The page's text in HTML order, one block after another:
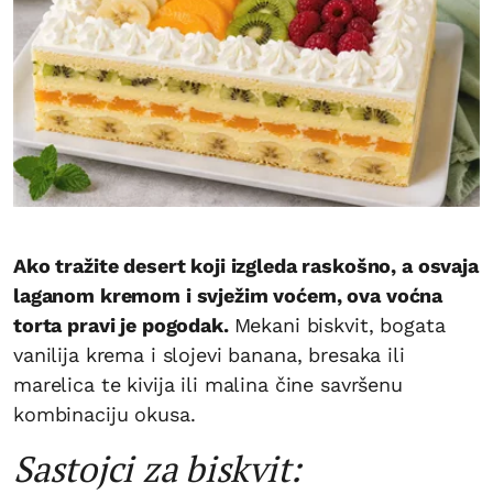
Ako tražite desert koji izgleda raskošno, a osvaja
laganom kremom i svježim voćem, ova voćna
torta pravi je pogodak. Mekani biskvit, bogata
vanilija krema i slojevi banana, bresaka ili
marelica te kivija ili malina čine savršenu
kombinaciju okusa.
Sastojci za biskvit: